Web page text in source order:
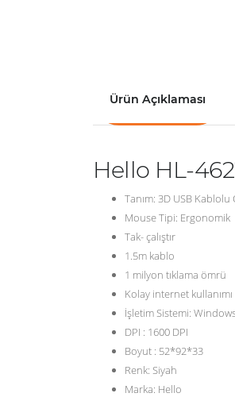
Ürün Açıklaması
Hello HL-
Tanım: 3D USB
Mouse Tipi: Ergonomik
Tak- çalıştır
1.5m kablo
1 milyon tıklama ömrü
Kolay internet
İşletim Sistemi:
DPI : 1600 DPI
Boyut : 52*92*33
Renk: Siyah
Marka: Hello